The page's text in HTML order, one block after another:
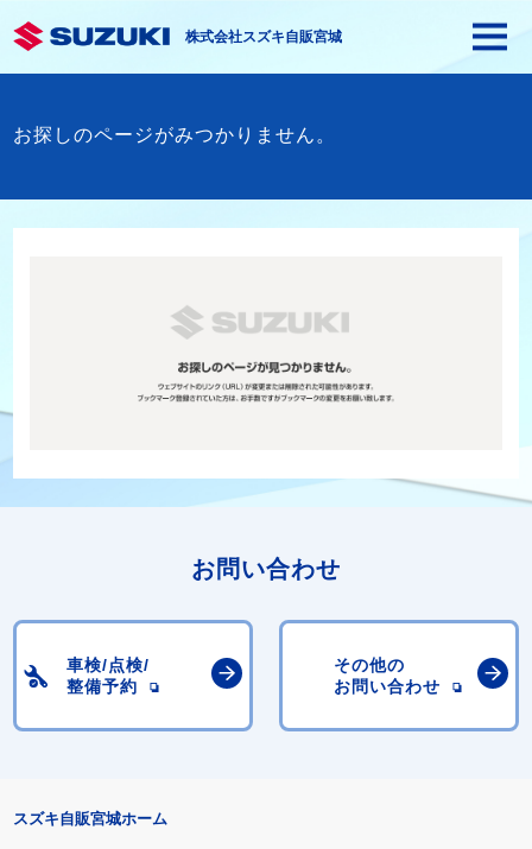
株式会社スズキ自販宮城
お探しのページがみつかりません。
お問い合わせ
車検/点検/
整備予約
その他の
お問い合わせ
スズキ自販宮城ホーム